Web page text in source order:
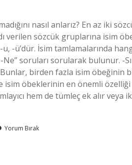
nasıl anlarız? En az iki
verilen sözcük gruplarına isim
-ü’dür. İsim tamlamalarında
Ne” soruları sorularak bulunur. -
birden fazla isim öbeğinin
isim öbeklerinin en önemli
hem de tümleç ek alır veya
Yorum Bırak